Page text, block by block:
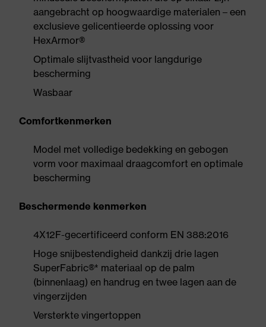
aangebracht op hoogwaardige materialen – een
exclusieve gelicentieerde oplossing voor
HexArmor®
Optimale slijtvastheid voor langdurige
bescherming
Wasbaar
Comfortkenmerken
Model met volledige bedekking en gebogen
vorm voor maximaal draagcomfort en optimale
bescherming
Beschermende kenmerken
4X12F-gecertificeerd conform EN 388:2016
Hoge snijbestendigheid dankzij drie lagen
SuperFabric®* materiaal op de palm
(binnenlaag) en handrug en twee lagen aan de
vingerzijden
Versterkte vingertoppen